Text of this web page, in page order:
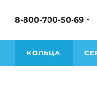
8-800-700-50-69
КОЛЬЦА